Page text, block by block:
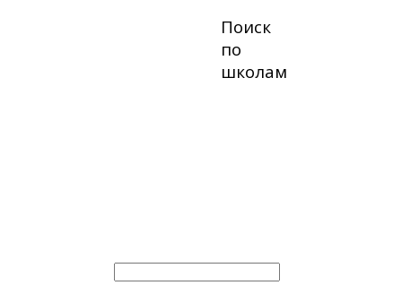
Поиск
по
школам